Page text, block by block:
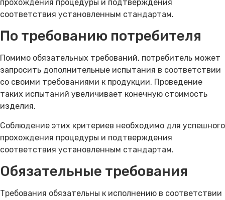
прохождения процедуры и подтверждения
соответствия установленным стандартам.
По требованию потребителя
Помимо обязательных требований, потребитель может
запросить дополнительные испытания в соответствии
со своими требованиями к продукции. Проведение
таких испытаний увеличивает конечную стоимость
изделия.
Соблюдение этих критериев необходимо для успешного
прохождения процедуры и подтверждения
соответствия установленным стандартам.
Обязательные требования
Требования обязательны к исполнению в соответствии